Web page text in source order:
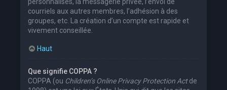
courriels aux autres membres, l’adhésion à des
groupes, etc. La création d’un compte est rapide et
vivement conseillée.
Haut
Que signifie COPPA ?
COPPA (ou Children’s Online Privacy Protection Actde